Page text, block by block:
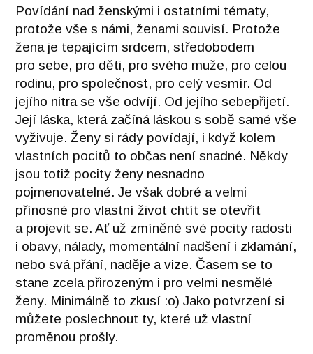
Povídání nad ženskými i ostatními tématy,
protože vše s námi, ženami souvisí. Protože
žena je tepajícím srdcem, středobodem
pro sebe, pro děti, pro svého muže, pro celou
rodinu, pro společnost, pro celý vesmír. Od
jejího nitra se vše odvíjí. Od jejího sebepřijetí.
Její láska, která začíná láskou s sobě samé vše
vyživuje. Ženy si rády povídají, i když kolem
vlastních pocitů to občas není snadné. Někdy
jsou totiž pocity ženy nesnadno
pojmenovatelné. Je však dobré a velmi
přínosné pro vlastní život chtít se otevřít
a projevit se. Ať už zmíněné své pocity radosti
i obavy, nálady, momentální nadšení i zklamání,
nebo svá přání, naděje a vize. Časem se to
stane zcela přirozeným i pro velmi nesmělé
ženy. Minimálně to zkusí :o) Jako potvrzení si
můžete poslechnout ty, které už vlastní
proměnou prošly.